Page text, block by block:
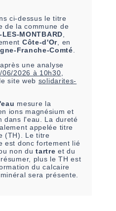
ci-dessus le titre
de la commune de
MONTBARD
Côte-d'Or , en
Franche-Comté
une analyse
06/2026 à 10h30
site web solidarites-
mesure la
ions magnésium et
dans l'eau. La dureté
appelée titre
(TH). Le titre
est donc fortement lié
non dutartre et du
résumer, plus le TH est
du calcaire
sera présente.